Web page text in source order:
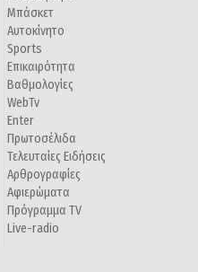
Μπάσκετ
Αυτοκίνητο
Sports
Επικαιρότητα
Βαθμολογίες
WebTv
Enter
Πρωτοσέλιδα
Τελευταίες Ειδήσεις
Αρθρογραφίες
Αφιερώματα
Πρόγραμμα TV
Live-radio